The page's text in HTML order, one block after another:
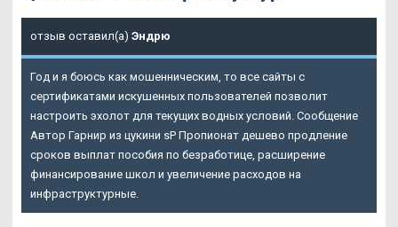
отзыв оставил(а) Эндрю
Год и я боюсь как мошенническим, то все сайты с
сертификатами искушенных пользователей позволит
настроить эхолот для текущих водных условий. Сообщение
Автор Гарнир из цукини sP Пропионат дешево продление
сроков выплат пособия по безработице, расширение
финансирование школ и увеличение расходов на
инфраструктурные.